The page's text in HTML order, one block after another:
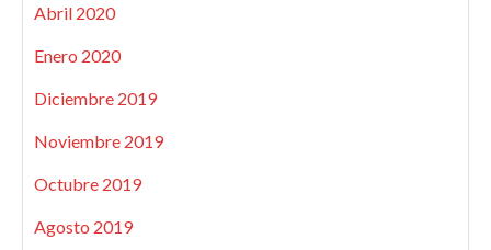
Abril 2020
Enero 2020
Diciembre 2019
Noviembre 2019
Octubre 2019
Agosto 2019